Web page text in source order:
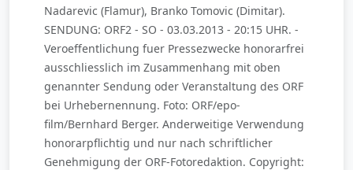
Nadarevic (Flamur), Branko Tomovic (Dimitar).
SENDUNG: ORF2 - SO - 03.03.2013 - 20:15 UHR. -
Veroeffentlichung fuer Pressezwecke honorarfrei
ausschliesslich im Zusammenhang mit oben
genannter Sendung oder Veranstaltung des ORF
bei Urhebernennung. Foto: ORF/epo-
film/Bernhard Berger. Anderweitige Verwendung
honorarpflichtig und nur nach schriftlicher
Genehmigung der ORF-Fotoredaktion. Copyright: